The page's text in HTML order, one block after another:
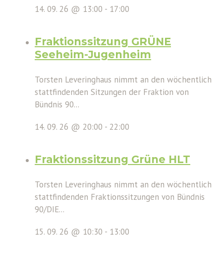
14. 09. 26 @ 13:00 - 17:00
Fraktionssitzung GRÜNE
Seeheim-Jugenheim
Torsten Leveringhaus nimmt an den wöchentlich
stattfindenden Sitzungen der Fraktion von
Bündnis 90...
14. 09. 26 @ 20:00 - 22:00
Fraktionssitzung Grüne HLT
Torsten Leveringhaus nimmt an den wöchentlich
stattfindenden Fraktionssitzungen von Bündnis
90/DIE...
15. 09. 26 @ 10:30 - 13:00